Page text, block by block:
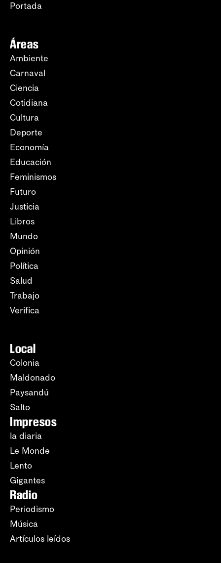
Portada
Áreas
Ambiente
Carnaval
Ciencia
Cotidiana
Cultura
Deporte
Economía
Educación
Feminismos
Futuro
Justicia
Libros
Mundo
Opinión
Política
Salud
Trabajo
Verifica
Local
Colonia
Maldonado
Paysandú
Salto
Impresos
la diaria
Le Monde
Lento
Gigantes
Radio
Periodismo
Música
Artículos leídos